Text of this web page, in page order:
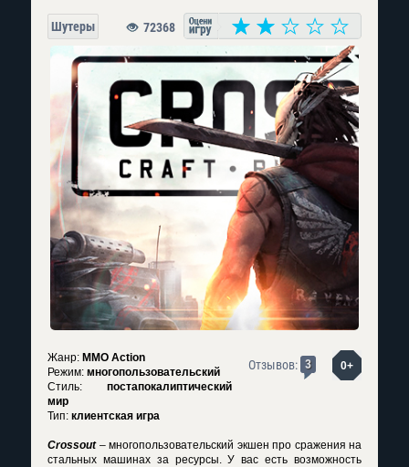
Шутеры 72368
0+
Отзывов: 3
Жанр: MMO Action
Режим: многопользовательский
Стиль: постапокалиптический
мир
Тип: клиентская игра
Crossout– многопользовательский экшен про сражения на
стальных машинах за ресурсы. У вас есть возможность